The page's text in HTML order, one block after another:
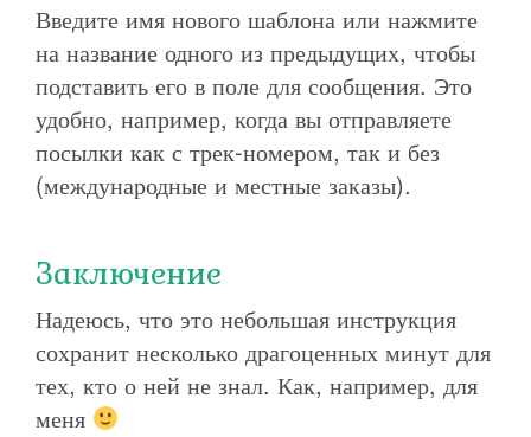
Введите имя нового шаблона или нажмите
на название одного из предыдущих, чтобы
подставить его в поле для сообщения. Это
удобно, например, когда вы отправляете
посылки как с трек-номером, так и без
(международные и местные заказы).
Заключение
Надеюсь, что это небольшая инструкция
сохранит несколько драгоценных минут для
тех, кто о ней не знал. Как, например, для
меня